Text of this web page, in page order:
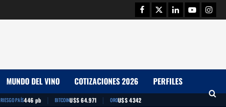
Facebook
TwitterLinkedinYoutube
MUNDO DEL VINO COTIZACIONES 2026 PERFILES
RIESGO PAÍS446 pb | BITCOINU$S 64.971 | OROU$S 4342